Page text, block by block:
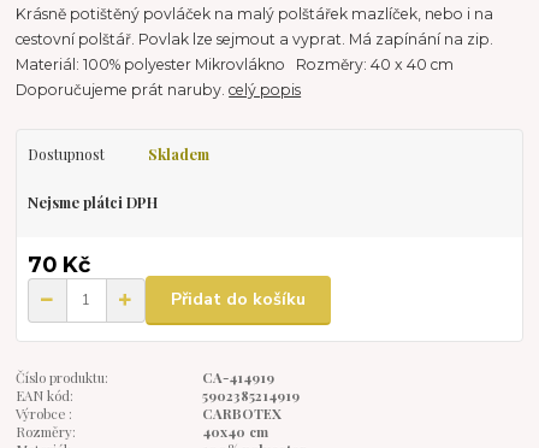
Krásně potištěný povláček na malý polštářek mazlíček, nebo i na
cestovní polštář. Povlak lze sejmout a vyprat. Má zapínání na zip.
Materiál: 100% polyester Mikrovlákno Rozměry: 40 x 40 cm
Doporučujeme prát naruby.celý popis
Dostupnost Skladem
Nejsme plátci DPH
70 Kč
Přidat do košíku
Číslo produktu:
CA-414919
EAN kód:
5902385214919
Výrobce :
CARBOTEX
Rozměry:
40x40 cm